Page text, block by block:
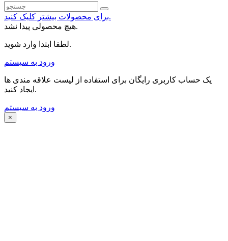
برای محصولات بیشتر کلیک کنید.
هیچ محصولی پیدا نشد.
لطفا ابتدا وارد شوید.
ورود به سیستم
یک حساب کاربری رایگان برای استفاده از لیست علاقه مندی ها
ایجاد کنید.
ورود به سیستم
×